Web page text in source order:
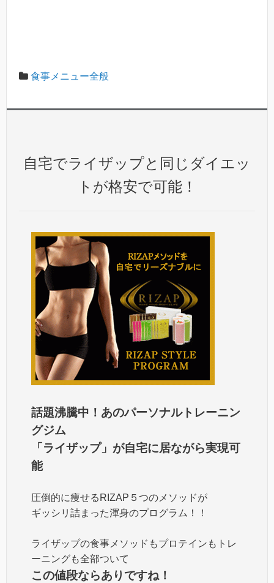
食事メニュー全般
自宅でライザップと同じダイエッ
トが格安で可能！
話題沸騰中！あのパーソナルトレーニン
グジム
「ライザップ」が自宅に居ながら実現可
能
圧倒的に痩せるRIZAP５つのメソッドが
ギッシリ詰まった渾身のプログラム！！
ライザップの食事メソッドもプロテインもトレ
ーニングも全部ついて
この値段ならありですね！